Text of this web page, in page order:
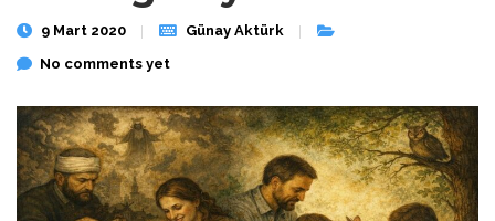
9 Mart 2020
Günay Aktürk
No comments yet